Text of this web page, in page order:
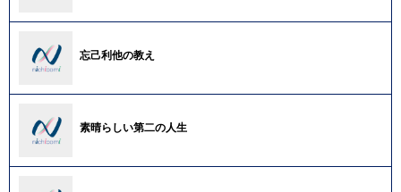
忘己利他の教え
素晴らしい第二の人生